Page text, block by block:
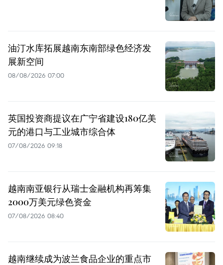
油汀水库拓展越南东南部绿色经济发
展新空间
08/08/2026 07:00
英国投资商提议在广宁省建设180亿美
元的港口与工业城市综合体
07/08/2026 09:18
越南南亚银行从瑞士金融机构再筹集
2000万美元绿色资金
07/08/2026 08:40
越南继续成为波兰食品企业的重点市